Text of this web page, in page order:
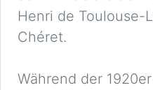
Henri de Toulouse-
Chéret.
Während der